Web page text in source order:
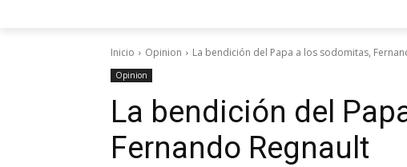
Inicio Opinion La bendición del Papa a los sodomitas,
Opinion
La bendición del
Fernando Regnault